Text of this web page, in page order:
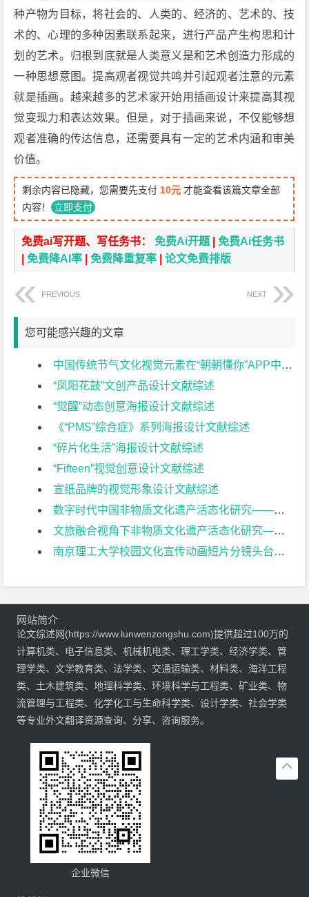
种产物为目标，将社会的、人类的、经济的、艺术的、技
术的、心理的多种因素联系起来，进行产品产生构思和计
划的艺术。归根到底就是人类意义是和艺术创造力形成的
一种思想意图。提高观者视觉共鸣并引起观者注意的元素
就是插画。越来越多的艺术家开始用插画设计来提高其视
觉变现力和表达效果。但是，对于插画来说，不仅能够想
观者准确的传达信息，还需要具有一定的艺术内涵和审美
价值。
剩余内容已隐藏，您需要先支付 10元 才能查看该篇文章全部
内容！ 立即支付
免费ai写开题、写任务书：免费Ai开题 |免费Ai任务书
|免费降AI率 |免费降重复率 |论文免费排版
PREVIOUS NEXT
您可能感兴趣的文章
中国传统节气文化视觉元素在“朝朝懂你”APP中的设计实践与应用文献综述
“凤阳花鼓”文创产品设计文献综述
“觉醒”动态创意海报设计文献综述
《“PMS”综合症》系列海报设计文献综述
“碎片化生活”海报设计文献综述
“Fifteen”视觉创意设计文献综述
宣纸品牌的视觉形象设计文献综述
数字时代中国非物质文化遗产活态化研究——以缂丝技术为例文献综述
文旅融合视角下非物质文化遗产活态化研究—以金陵盐水鸭为例文献综述
南京理工大学校园文化宣传动画短片分镜头台本设计文献综述

网站简介
论文综述网(https://www.lunwenzongshu.com)提供超过100万的
计算机类、电子信息类、机械机电类、理工学类、经济学类、管
理学类、文学教育类、法学类、交通运输类、材料类、海洋工程
类、土木建筑类、地理科学类、环境科学与工程类、矿业类、物
流管理与工程类、化学化工与生命科学类、设计学类、社会学类
等专业外文翻译资源查询、分享、咨询服务。
企业微信